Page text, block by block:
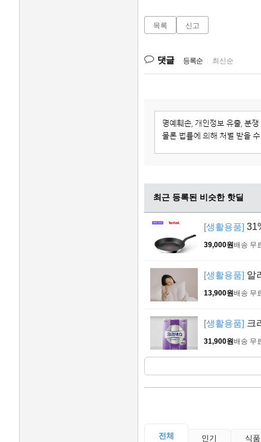
목록 신고
댓글 등록순 최신순
최근 등록된 비슷한 핫딜
[생활용품]
39,000원배송 무
[생활용품] 알
13,900원배송 무
[생활용품] 크
31,900원배송 무
전체 인기 식품